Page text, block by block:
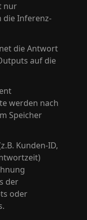
nur
Inferenz-
die Antwort
auf die
werden nach
Speicher
Kunden-ID,
der
oder